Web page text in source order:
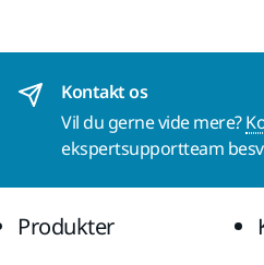
Kontakt os
Vil du gerne vide mere?
ekspertsupportteam
Produkter